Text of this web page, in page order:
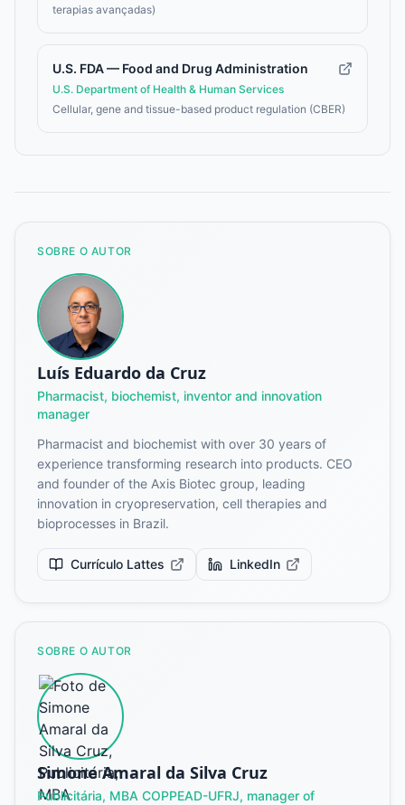
terapias avançadas)
U.S. FDA — Food and Drug Administration
U.S. Department of Health & Human Services
Cellular, gene and tissue-based product regulation (CBER)
SOBRE O AUTOR
Luís Eduardo da Cruz
Pharmacist, biochemist, inventor and innovation
manager
Pharmacist and biochemist with over 30 years of
experience transforming research into products. CEO
and founder of the Axis Biotec group, leading
innovation in cryopreservation, cell therapies and
bioprocesses in Brazil.
Currículo Lattes LinkedIn
SOBRE O AUTOR
Simone Amaral da Silva Cruz
Publicitária, MBA COPPEAD-UFRJ, manager of